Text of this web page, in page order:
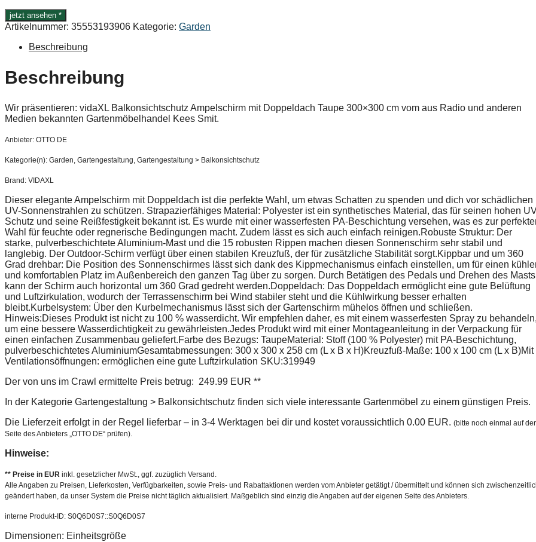
jetzt ansehen *
Artikelnummer: 35553193906 Kategorie: Garden
Beschreibung
Beschreibung
Wir präsentieren: vidaXL Balkonsichtschutz Ampelschirm mit Doppeldach Taupe 300×300 cm vom aus Radio und anderen
Medien bekannten Gartenmöbelhandel Kees Smit.
Anbieter: OTTO DE
Kategorie(n): Garden, Gartengestaltung, Gartengestaltung > Balkonsichtschutz
Brand: VIDAXL
Dieser elegante Ampelschirm mit Doppeldach ist die perfekte Wahl, um etwas Schatten zu spenden und dich vor schädlichen
UV-Sonnenstrahlen zu schützen. Strapazierfähiges Material: Polyester ist ein synthetisches Material, das für seinen hohen
Schutz und seine Reißfestigkeit bekannt ist. Es wurde mit einer wasserfesten PA-Beschichtung versehen, was es zur
Wahl für feuchte oder regnerische Bedingungen macht. Zudem lässt es sich auch einfach reinigen.Robuste Struktur: Der
starke, pulverbeschichtete Aluminium-Mast und die 15 robusten Rippen machen diesen Sonnenschirm sehr stabil und
langlebig. Der Outdoor-Schirm verfügt über einen stabilen Kreuzfuß, der für zusätzliche Stabilität sorgt.Kippbar und um 360
Grad drehbar: Die Position des Sonnenschirmes lässt sich dank des Kippmechanismus einfach einstellen, um für einen
und komfortablen Platz im Außenbereich den ganzen Tag über zu sorgen. Durch Betätigen des Pedals und Drehen des Masts
kann der Schirm auch horizontal um 360 Grad gedreht werden.Doppeldach: Das Doppeldach ermöglicht eine gute Belüftung
und Luftzirkulation, wodurch der Terrassenschirm bei Wind stabiler steht und die Kühlwirkung besser erhalten
bleibt.Kurbelsystem: Über den Kurbelmechanismus lässt sich der Gartenschirm mühelos öffnen und schließen.
Hinweis:Dieses Produkt ist nicht zu 100 % wasserdicht. Wir empfehlen daher, es mit einem wasserfesten Spray zu behandeln,
um eine bessere Wasserdichtigkeit zu gewährleisten.Jedes Produkt wird mit einer Montageanleitung in der Verpackung für
einen einfachen Zusammenbau geliefert.Farbe des Bezugs: TaupeMaterial: Stoff (100 % Polyester) mit PA-Beschichtung,
pulverbeschichtetes AluminiumGesamtabmessungen: 300 x 300 x 258 cm (L x B x H)Kreuzfuß-Maße: 100 x 100 cm (L x B)Mit
Ventilationsöffnungen: ermöglichen eine gute Luftzirkulation SKU:319949
Der von uns im Crawl ermittelte Preis betrug: 249.99 EUR **
In der Kategorie Gartengestaltung > Balkonsichtschutz finden sich viele interessante Gartenmöbel zu einem günstigen Preis.
Die Lieferzeit erfolgt in der Regel lieferbar – in 3-4 Werktagen bei dir und kostet voraussichtlich 0.00 EUR. (bitte noch einmal auf der
Seite des Anbieters „OTTO DE“ prüfen).
Hinweise:
** Preise in EUR inkl. gesetzlicher MwSt., ggf. zuzüglich Versand.
Alle Angaben zu Preisen, Lieferkosten, Verfügbarkeiten, sowie Preis- und Rabattaktionen werden vom Anbieter getätigt / übermittelt und können sich
geändert haben, da unser System die Preise nicht täglich aktualisiert. Maßgeblich sind einzig die Angaben auf der eigenen Seite des Anbieters.
interne Produkt-ID: S0Q6D0S7::S0Q6D0S7
Dimensionen: Einheitsgröße